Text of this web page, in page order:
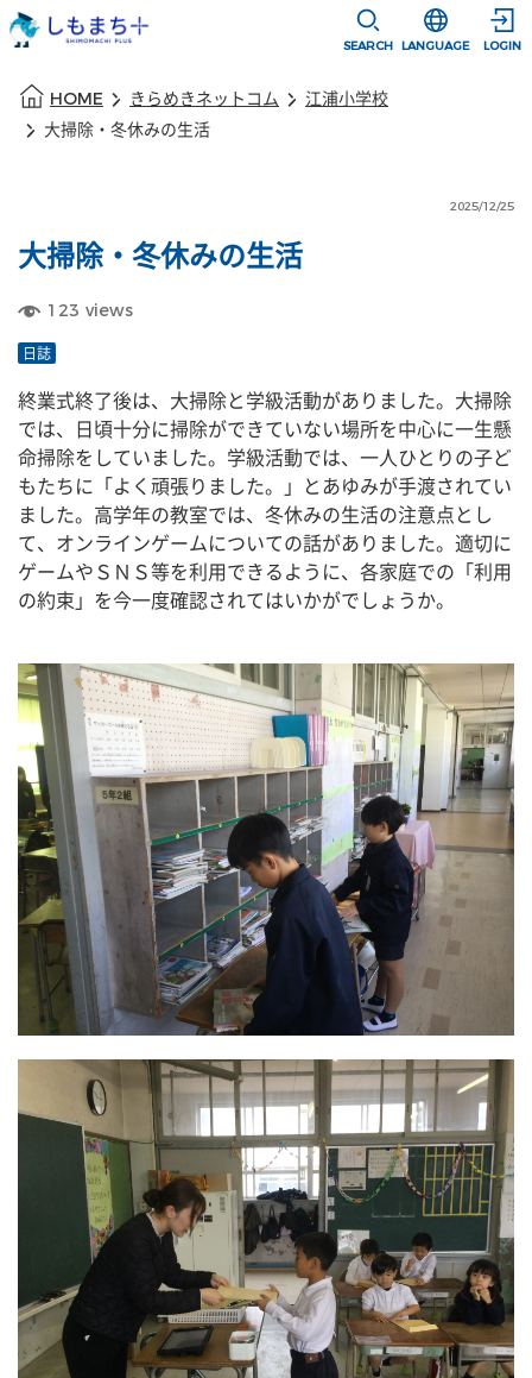
SEARCH
選択すると言
LANGUAGE LOGIN
HOME きらめきネットコム
江浦小学校
大掃除・冬休みの生活
2025/12/25
大掃除・冬休みの生活
123 views
日誌
終業式終了後は、大掃除と学級活動がありました。大掃除
では、日頃十分に掃除ができていない場所を中心に一生懸
命掃除をしていました。学級活動では、一人ひとりの子ど
もたちに「よく頑張りました。」とあゆみが手渡されてい
ました。高学年の教室では、冬休みの生活の注意点とし
て、オンラインゲームについての話がありました。適切に
ゲームやＳＮＳ等を利用できるように、各家庭での「利用
の約束」を今一度確認されてはいかがでしょうか。